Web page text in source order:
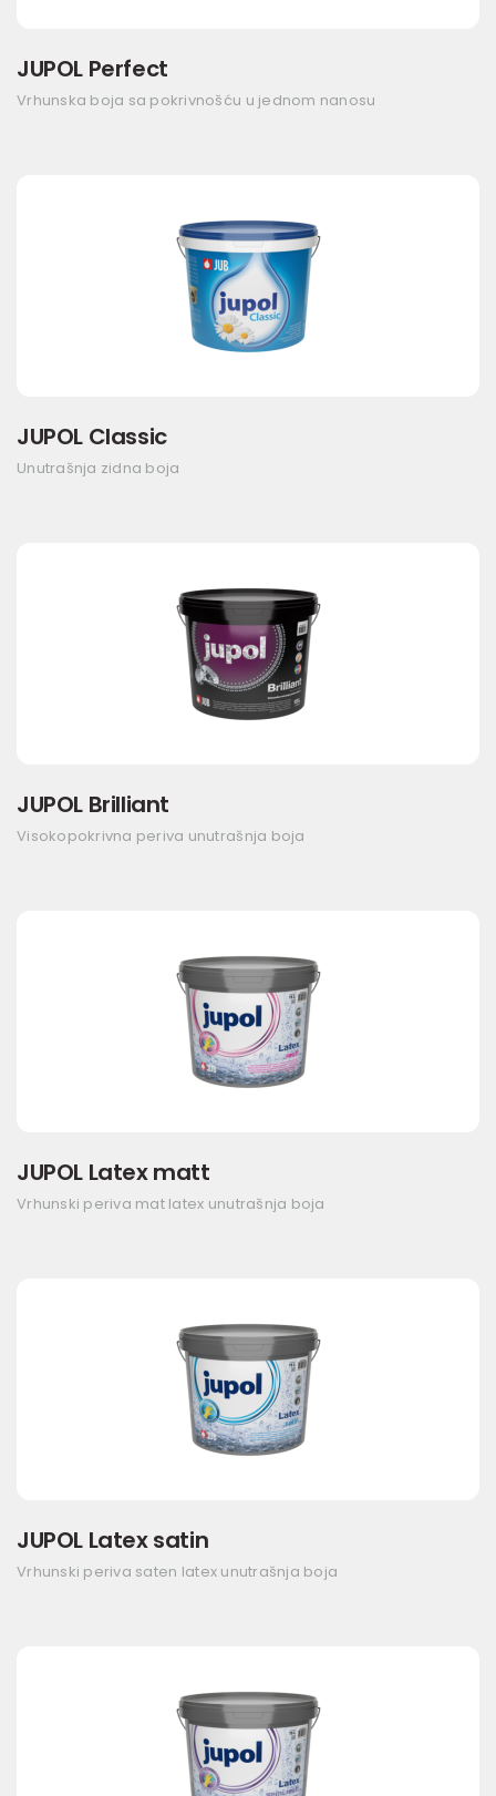
JUPOL Perfect
Vrhunska boja sa pokrivnošću u jednom nanosu
JUPOL Classic
Unutrašnja zidna boja
JUPOL Brilliant
Visokopokrivna periva unutrašnja boja
JUPOL Latex matt
Vrhunski periva mat latex unutrašnja boja
JUPOL Latex satin
Vrhunski periva saten latex unutrašnja boja